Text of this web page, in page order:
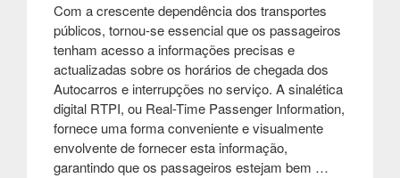
Com a crescente dependência dos transportes
públicos, tornou-se essencial que os passageiros
tenham acesso a informações precisas e
actualizadas sobre os horários de chegada dos
Autocarros e interrupções no serviço. A sinalética
digital RTPI, ou Real-Time Passenger Information,
fornece uma forma conveniente e visualmente
envolvente de fornecer esta informação,
garantindo que os passageiros estejam bem …